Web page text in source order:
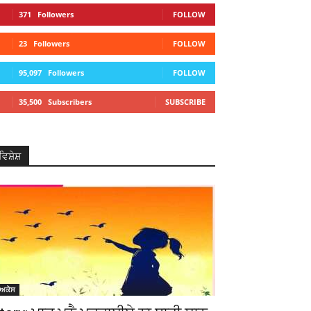
371 Followers FOLLOW
23 Followers FOLLOW
95,097 Followers FOLLOW
35,500 Subscribers SUBSCRIBE